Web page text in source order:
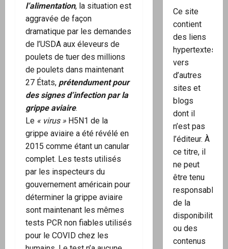
l’alimentation, la situation est
aggravée de façon
dramatique par les demandes
de l’USDA aux éleveurs de
poulets de tuer des millions
de poulets dans maintenant
27 États, prétendument pour
des signes d’infection par la
grippe aviaire.
Le « virus » H5N1 de la
grippe aviaire a été révélé en
2015 comme étant un canular
complet. Les tests utilisés
par les inspecteurs du
gouvernement américain pour
déterminer la grippe aviaire
sont maintenant les mêmes
tests PCR non fiables utilisés
pour le COVID chez les
Ce site
contient
des liens
hypertextes
vers
d’autres
sites et
blogs
dont il
n’est pas
l’éditeur. À
ce titre, il
ne peut
être tenu
responsable
de la
disponibilité
ou des
contenus